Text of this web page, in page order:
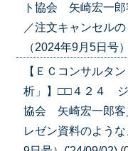
ト協会 矢崎宏一
／注文キャンセル
（2024年9月5日号
【ＥＣコンサルタ
析」】□□４２４ ジ
協会 矢崎宏一郎
レゼン資料のよう